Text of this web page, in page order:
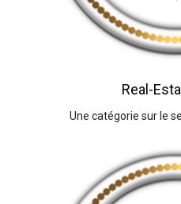
Real-
Une catégorie sur le